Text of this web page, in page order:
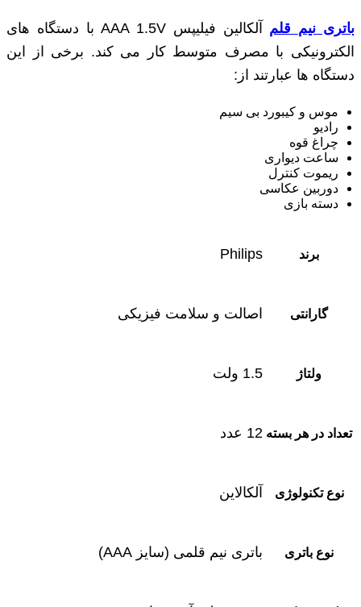
باتری نیم قلم
آلکالین فیلیپس AAA 1.5V با دستگاه های
الکترونیکی با مصرف متوسط کار می کند. برخی از این
دستگاه ها عبارتند از:
موس و کیبورد بی سیم
رادیو
چراغ قوه
ساعت دیواری
ریموت کنترل
دوربین عکاسی
دسته بازی
برند Philips
گارانتی اصالت و سلامت فیزیکی
ولتاژ 1.5 ولت
تعداد در هر بسته 12 عدد
نوع تکنولوژی آلکالاین
نوع باتری باتری نیم قلمی (سایز AAA)